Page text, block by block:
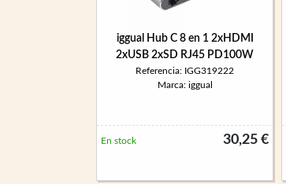
iggual Hub C 8 en 1 2xHDMI
2xUSB 2xSD RJ45 PD100W
Referencia: IGG319222
Marca: iggual
30,25 €
En stock